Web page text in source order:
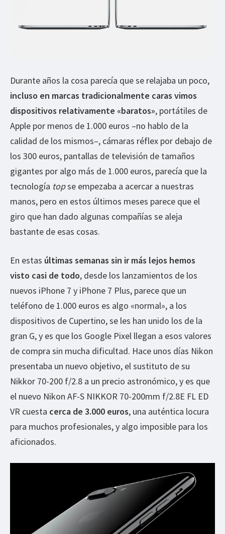
Durante años la cosa parecía que se relajaba un poco,
incluso en marcas tradicionalmente caras vimos
dispositivos relativamente «baratos», portátiles de
Apple por menos de 1.000 euros –no hablo de la
calidad de los mismos–, cámaras réflex por debajo de
los 300 euros, pantallas de televisión de tamaños
gigantes por algo más de 1.000 euros, parecía que la
tecnología topse empezaba a acercar a nuestras
manos, pero en estos últimos meses parece que el
giro que han dado algunas compañías se aleja
bastante de esas cosas.
En estas últimas semanas sin ir más lejos hemos
visto casi de todo, desde los lanzamientos de los
nuevos iPhone 7 y iPhone 7 Plus, parece que un
teléfono de 1.000 euros es algo «normal», a los
dispositivos de Cupertino, se les han unido los de la
gran G, y es que los Google Pixel llegan a esos valores
de compra sin mucha dificultad. Hace unos días Nikon
presentaba un nuevo objetivo, el sustituto de su
Nikkor 70-200 f/2.8 a un precio astronómico, y es que
el nuevo Nikon AF-S NIKKOR 70-200mm f/2.8E FL ED
VR cuesta cerca de 3.000 euros, una auténtica locura
para muchos profesionales, y algo imposible para los
aficionados.